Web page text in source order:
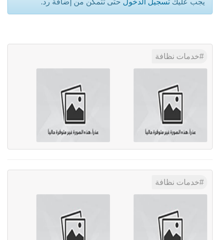
يجب عليك تسجيل الدخول حتى تتمكن من إضافة رد.
خدمات نظافة
خدمات نظافة